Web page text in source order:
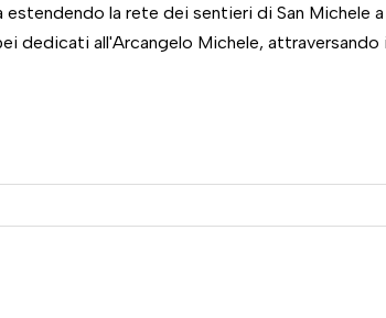
estendendo la rete dei sentieri di San Michele
dedicati all'Arcangelo Michele,